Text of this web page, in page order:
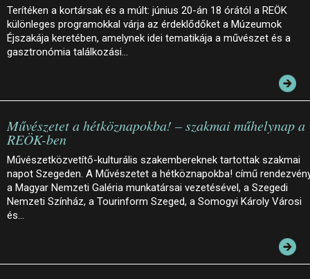
Terítéken a kortársak és a múlt: június 20-án 18 órától a REÖK
különleges programokkal várja az érdeklődőket a Múzeumok
Éjszakája keretében, amelynek idei tematikája a művészet és a
gasztronómia találkozási…
Művészetet a hétköznapokba! – szakmai műhelynap a
REÖK-ben
Művészetközvetítő-kulturális szakembereknek tartottak szakmai
napot Szegeden. A Művészetet a hétköznapokba! című
a Magyar Nemzeti Galéria munkatársai vezetésével, a Szegedi
Nemzeti Színház, a Tourinform Szeged, a Somogyi Károly Városi
és…